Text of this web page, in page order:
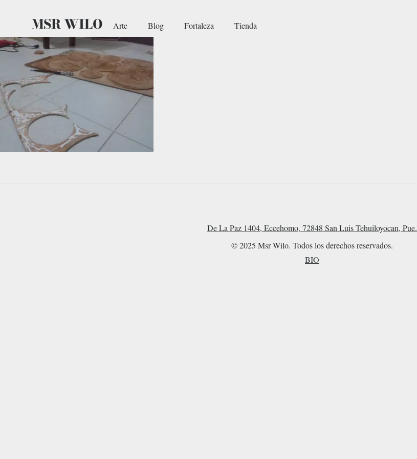
MSR WILO Arte Blog Fortaleza Tienda
De La Paz 1404, Eccehomo, 72848 San Luis Tehuiloyocan, Pue.
© 2025 Msr Wilo. Todos los derechos reservados.
BIO